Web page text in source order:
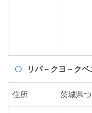
リパ－クヨ－クベ
住所 茨城県